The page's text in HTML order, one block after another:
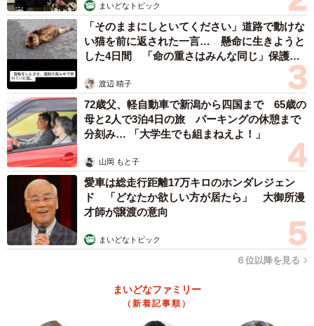
まいどなトピック
「そのままにしといてください」道路で動けな
い猫を前に返された一言… 懸命に生きようと
した4日間 「命の重さはみんな同じ」保護団
渡辺 晴子
72歳父、軽自動車で新潟から四国まで 65歳の
母と2人で3泊4日の旅 パーキングの休憩まで
分刻み… 「大学生でも組まねえよ！」
山岡 もと子
愛車は総走行距離17万キロのホンダレジェン
ド 「どなたか欲しい方が居たら」 大御所漫
才師が譲渡の意向
まいどなトピック
６位以降を見る
まいどなファミリー
（新着記事順）